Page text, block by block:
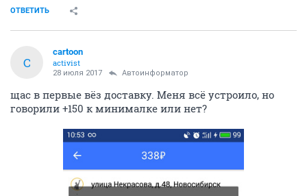
ОТВЕТИТЬ
C
cartoon
activist
28 июля 2017 Автоинформатор
щас в первые вёз доставку. Меня всё устроило, но
говорили +150 к минималке или нет?